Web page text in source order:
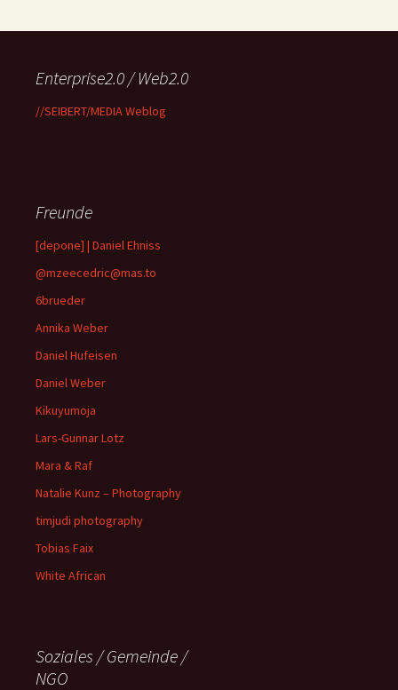
Enterprise2.0 / Web2.0
//SEIBERT/MEDIA Weblog
Freunde
[depone] | Daniel Ehniss
@mzeecedric@mas.to
6brueder
Annika Weber
Daniel Hufeisen
Daniel Weber
Kikuyumoja
Lars-Gunnar Lotz
Mara & Raf
Natalie Kunz – Photography
timjudi photography
Tobias Faix
White African
Soziales / Gemeinde /
NGO